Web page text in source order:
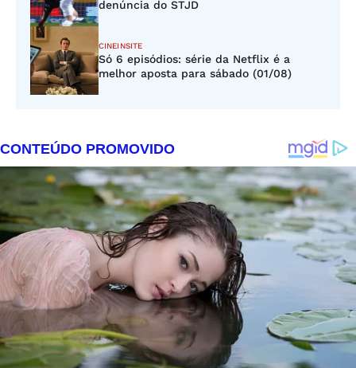
denúncia do STJD
CINEINSITE
Só 6 episódios: série da Netflix é a
melhor aposta para sábado (01/08)